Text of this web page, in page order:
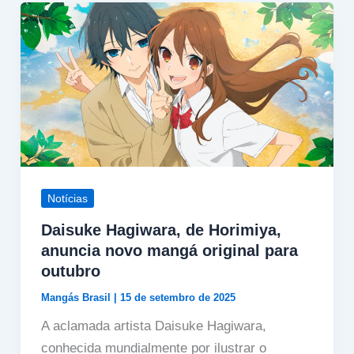
Notícias
Daisuke Hagiwara, de Horimiya,
anuncia novo mangá original para
outubro
Mangás Brasil 15 de setembro de 2025
A aclamada artista Daisuke Hagiwara,
conhecida mundialmente por ilustrar o